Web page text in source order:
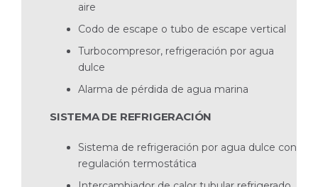
aire
Codo de escape o tubo de escape vertical
Turbocompresor, refrigeración por agua
dulce
Alarma de pérdida de agua marina
SISTEMA DE REFRIGERACIÓN
Sistema de refrigeración por agua dulce con
regulación termostática